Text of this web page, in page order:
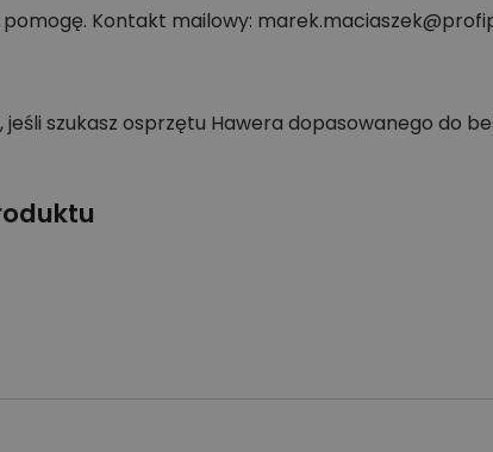
Kontakt mailowy:
jeśli szukasz osprzętu Hawera dopasowanego do